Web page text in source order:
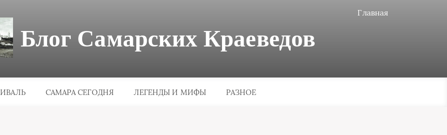
Главная
Блог Самарских Краеведов
САМАРА СЕГОДНЯ ЛЕГЕНДЫ И МИФЫ РАЗНОЕ